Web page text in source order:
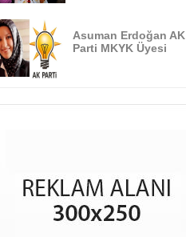
Asuman Erdoğan AK
Parti MKYK Üyesi